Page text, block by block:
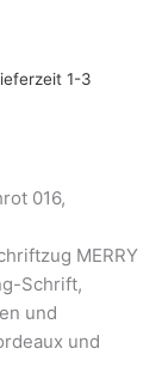
1-3
016,
MERRY
Schrift,
und
und